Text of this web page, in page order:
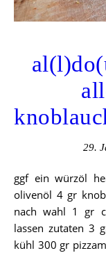
29.
ggf ein würzöl herstellen, wenn nicht vorhanden 30 gr
olivenöl 4 gr
nach wahl 1 gr
lassen zutaten 3
kühl 300 gr